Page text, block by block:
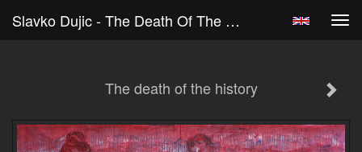
Slavko Dujic - The Death Of The History
The death of the history